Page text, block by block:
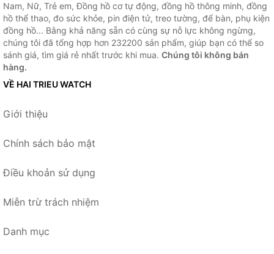
Nam, Nữ, Trẻ em, Đồng hồ cơ tự động, đồng hồ thông minh, đồng
hồ thể thao, đo sức khỏe, pin điện tử, treo tường, để bàn, phụ kiện
đồng hồ... Bằng khả năng sẵn có cùng sự nỗ lực không ngừng,
chúng tôi đã tổng hợp hơn 232200 sản phẩm, giúp bạn có thể so
sánh giá, tìm giá rẻ nhất trước khi mua. Chúng tôi không bán
hàng.
VỀ HAI TRIEU WATCH
Giới thiệu
Chính sách bảo mật
Điều khoản sử dụng
Miễn trừ trách nhiệm
Danh mục